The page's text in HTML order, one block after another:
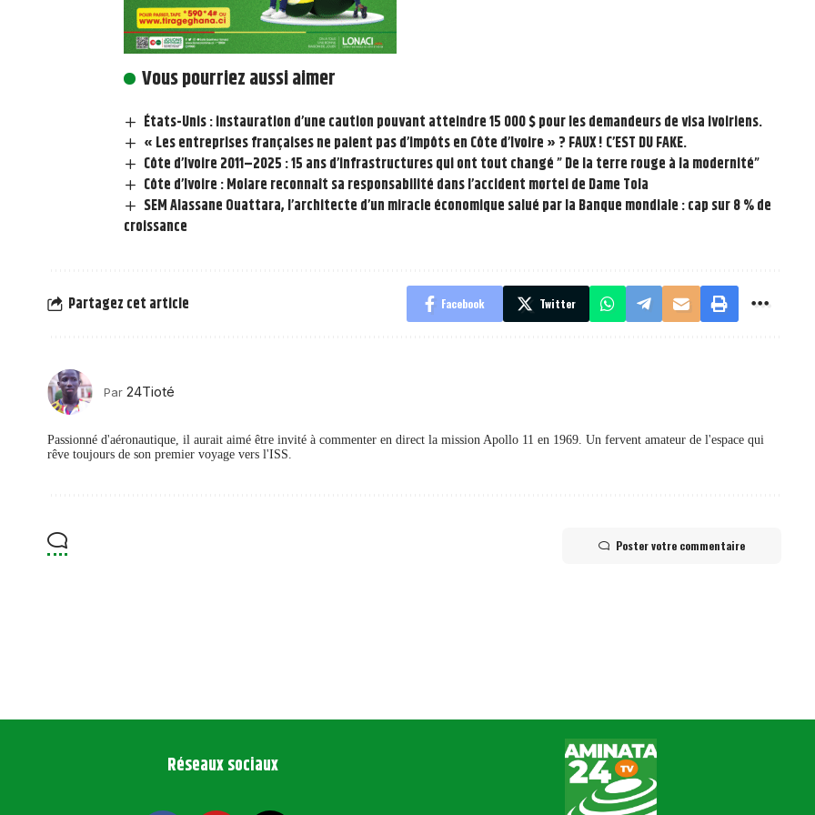
Vous pourriez aussi aimer
États-Unis : instauration d’une caution pouvant atteindre 15 000 $ pour les demandeurs de visa ivoiriens.
« Les entreprises françaises ne paient pas d’impôts en Côte d’Ivoire » ? FAUX ! C’EST DU FAKE.
Côte d’Ivoire 2011–2025 : 15 ans d’infrastructures qui ont tout changé ” De la terre rouge à la modernité”
Côte d’Ivoire : Molare reconnaît sa responsabilité dans l’accident mortel de Dame Tola
SEM Alassane Ouattara, l’architecte d’un miracle économique salué par la Banque mondiale : cap sur 8 % de
croissance
Partagez cet article Facebook Twitter
Par 24Tioté
Passionné d'aéronautique, il aurait aimé être invité à commenter en direct la mission Apollo 11 en 1969. Un fervent amateur de l'espace qui
rêve toujours de son premier voyage vers l'ISS.
Poster votre commentaire
Réseaux sociaux